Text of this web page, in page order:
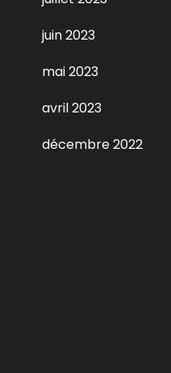
juin 2023
mai 2023
avril 2023
décembre 2022